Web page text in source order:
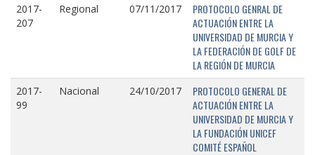
2017-
207
Regional 07/11/2017
PROTOCOLO GENRAL DE
ACTUACIÓN ENTRE LA
UNIVERSIDAD DE MURCIA Y
LA FEDERACIÓN DE GOLF DE
LA REGIÓN DE MURCIA
2017-
99
Nacional 24/10/2017
PROTOCOLO GENERAL DE
ACTUACIÓN ENTRE LA
UNIVERSIDAD DE MURCIA Y
LA FUNDACIÓN UNICEF
COMITÉ ESPAÑOL